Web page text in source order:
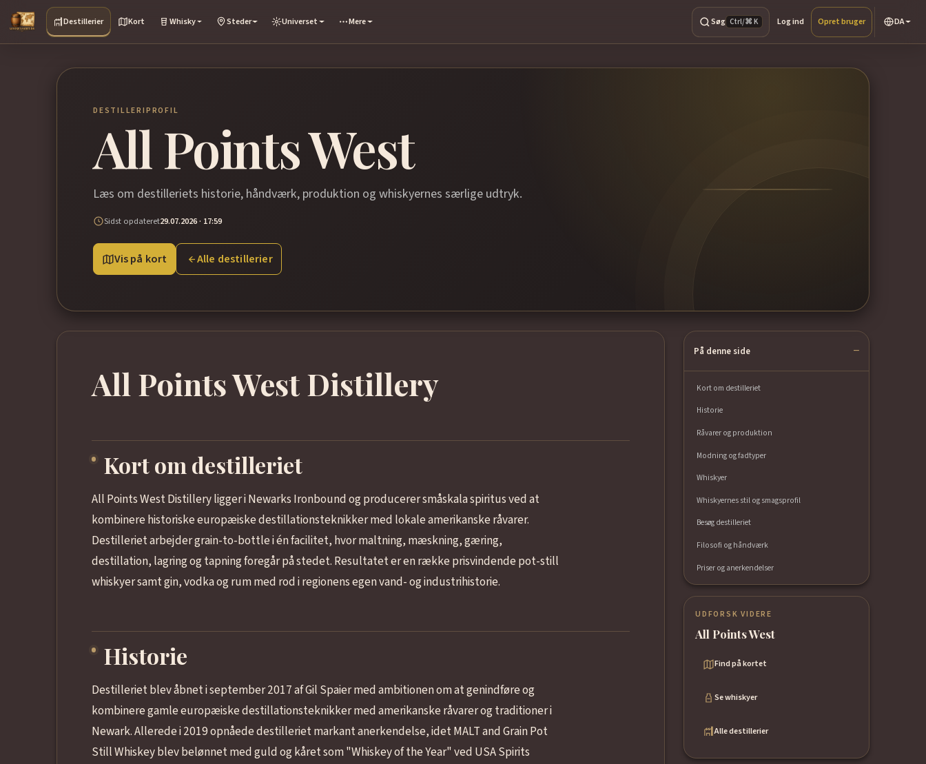
Destillerier Kort Whisky Steder Universet Mere Søg Ctrl/⌘ K Log ind Opret bruger DA
DESTILLERIPROFIL
All Points West
Læs om destilleriets historie, håndværk, produktion og whiskyernes særlige udtryk.
Sidst opdateret29.07.2026 · 17:59
Vis på kort Alle destillerier
På denne side
Kort om destilleriet
Historie
Råvarer og produktion
Modning og fadtyper
Whiskyer
Whiskyernes stil og smagsprofil
Besøg destilleriet
Filosofi og håndværk
Priser og anerkendelser
UDFORSK VIDERE
All Points West
Find på kortet
Se whiskyer
Alle destillerier
All Points West Distillery
Kort om destilleriet
All Points West Distillery ligger i Newarks Ironbound og producerer småskala spiritus ved at
kombinere historiske europæiske destillationsteknikker med lokale amerikanske råvarer.
Destilleriet arbejder grain-to-bottle i én facilitet, hvor maltning, mæskning, gæring,
destillation, lagring og tapning foregår på stedet. Resultatet er en række prisvindende pot-still
whiskyer samt gin, vodka og rum med rod i regionens egen vand- og industrihistorie.
Historie
Destilleriet blev åbnet i september 2017 af Gil Spaier med ambitionen om at genindføre og
kombinere gamle europæiske destillationsteknikker med amerikanske råvarer og traditioner i
Newark. Allerede i 2019 opnåede destilleriet markant anerkendelse, idet MALT and Grain Pot
Still Whiskey blev belønnet med guld og kåret som "Whiskey of the Year" ved USA Spirits